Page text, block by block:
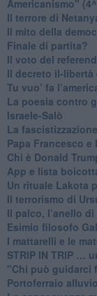
Americanismo"
​Il terrore di
Il mito della
​Finale di partita?
​Il voto del
Il decreto il-libertà
Tu vuo’ fa
La poesia contro
Israele-Salò
​La
Papa Francesco
​Chi è Donald
App e lista
​Un rituale Lakota
Il terrorismo di
​Il palco, l’anello
Esimio filosofo
​I mattarelli e le
​STRIP IN TRIP …
"Chi può guidarci
​Portoferraio